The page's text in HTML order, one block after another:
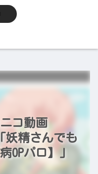
コ動画
妖精さんでも
OPパロ】」